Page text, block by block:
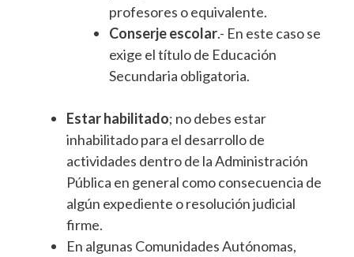
profesores o equivalente.
Conserje escolar.- En este caso se
exige el título de Educación
Secundaria obligatoria.
Estar habilitado; no debes estar
inhabilitado para el desarrollo de
actividades dentro de la Administración
Pública en general como consecuencia de
algún expediente o resolución judicial
firme.
En algunas Comunidades Autónomas,